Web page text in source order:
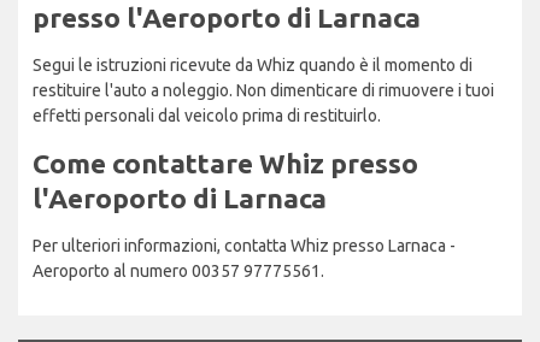
presso l'Aeroporto di Larnaca
Segui le istruzioni ricevute da Whiz quando è il momento di
restituire l'auto a noleggio. Non dimenticare di rimuovere i tuoi
effetti personali dal veicolo prima di restituirlo.
Come contattare Whiz presso
l'Aeroporto di Larnaca
Per ulteriori informazioni, contatta Whiz presso Larnaca -
Aeroporto al numero 00357 97775561.